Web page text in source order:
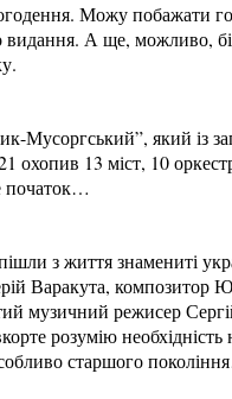
Можу побажати
видання. А ще, можливо,
Мусоргський”, який із
охопив 13 міст, 10
початок…
з життя знамениті
Варакута, композитор
музичний режисер
розумію необхідність
старшого